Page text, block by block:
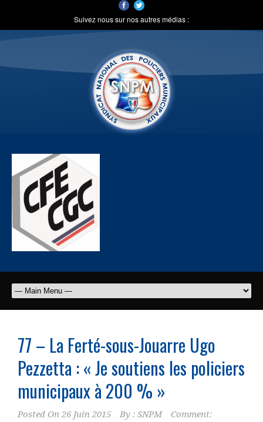
Suivez nous sur nos autres médias :
77 – La Ferté-sous-Jouarre Ugo
Pezzetta : « Je soutiens les policiers
municipaux à 200 % »
Posted On 26 Juin 2015 By : SNPM
Comment: